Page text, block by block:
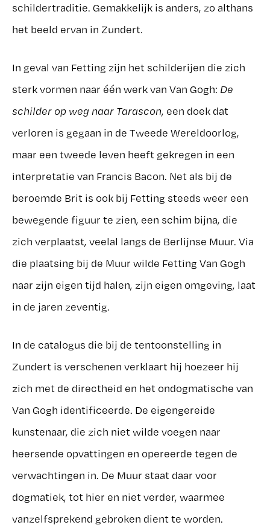
schildertraditie. Gemakkelijk is anders, zo althans
het beeld ervan in Zundert.
In geval van Fetting zijn het schilderijen die zich
sterk vormen naar één werk van Van Gogh: De
schilder op weg naar Tarascon, een doek dat
verloren is gegaan in de Tweede Wereldoorlog,
maar een tweede leven heeft gekregen in een
interpretatie van Francis Bacon. Net als bij de
beroemde Brit is ook bij Fetting steeds weer een
bewegende figuur te zien, een schim bijna, die
zich verplaatst, veelal langs de Berlijnse Muur. Via
die plaatsing bij de Muur wilde Fetting Van Gogh
naar zijn eigen tijd halen, zijn eigen omgeving, laat
in de jaren zeventig.
In de catalogus die bij de tentoonstelling in
Zundert is verschenen verklaart hij hoezeer hij
zich met de directheid en het ondogmatische van
Van Gogh identificeerde. De eigengereide
kunstenaar, die zich niet wilde voegen naar
heersende opvattingen en opereerde tegen de
verwachtingen in. De Muur staat daar voor
dogmatiek, tot hier en niet verder, waarmee
vanzelfsprekend gebroken dient te worden.